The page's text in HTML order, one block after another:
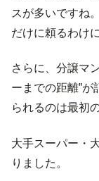
スが多いですね
だけに頼るわけ
さらに、分譲マ
ーまでの距離”が
られるのは最初
大手スーパー・
りました。